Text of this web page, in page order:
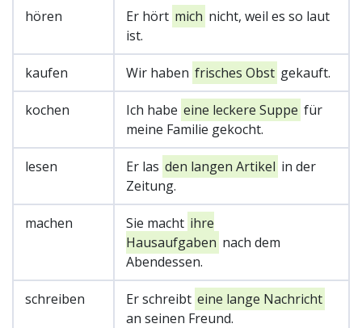
hören Er hört mich nicht, weil es so laut
ist.
kaufen Wir haben frisches Obst gekauft.
kochen Ich habe eine leckere Suppe für
meine Familie gekocht.
lesen Er las den langen Artikel in der
Zeitung.
machen Sie macht ihre
Hausaufgaben nach dem
Abendessen.
schreiben Er schreibt eine lange Nachricht
an seinen Freund.